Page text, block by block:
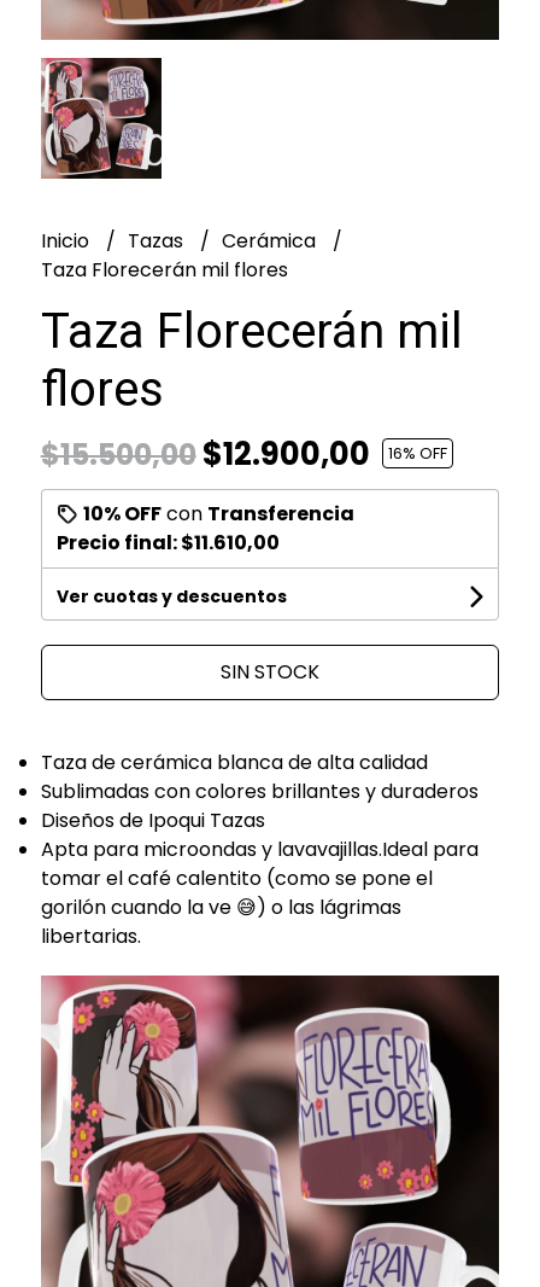
Inicio Tazas
Cerámica
Taza Florecerán mil flores
Taza Florecerán mil
flores
$15.500,00$12.900,00 16% OFF
10% OFFcon Transferencia
Precio final:$11.610,00
Ver cuotas y descuentos
SIN STOCK
Taza de cerámica blanca de alta calidad
Sublimadas con colores brillantes y duraderos
Diseños de Ipoqui Tazas
Apta para microondas y lavavajillas.Ideal para
tomar el café calentito (como se pone el
gorilón cuando la ve 😅) o las lágrimas
libertarias.